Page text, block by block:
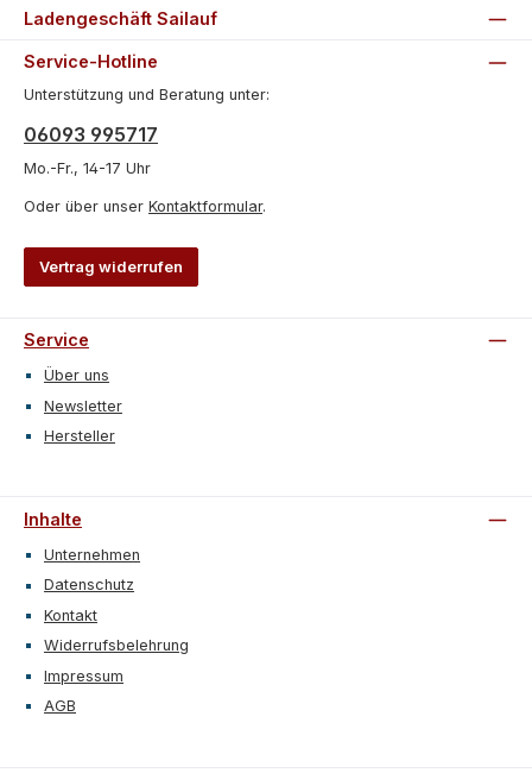
Service-Hotline
Unterstützung und Beratung unter:
06093 995717
Mo.-Fr., 14-17 Uhr
Oder über unser Kontaktformular.
Vertrag widerrufen
Ladengeschäft Sailauf
Service
Über uns
Newsletter
Hersteller
Inhalte
Unternehmen
Datenschutz
Kontakt
Widerrufsbelehrung
Impressum
AGB